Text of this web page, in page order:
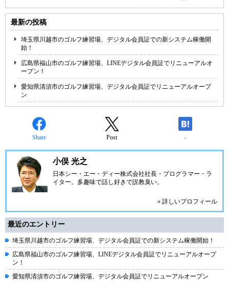
最新の投稿
埼玉県川越市のゴルフ練習場、デジタル会員証での新システム稼働開
始！
広島県福山市のゴルフ練習場、LINEデジタル会員証でリニューアルオ
ープン！
愛知県清須市のゴルフ練習場、デジタル会員証でリニューアルオープ
ン
Share Post -
小俣 光之
日本シー・エー・ディー株式会社社長・プログラマー・ラ
イター。多趣味で話し好きで説教臭い。
» 詳しいプロフィール
最近のエントリー
埼玉県川越市のゴルフ練習場、デジタル会員証での新システム稼働開始！
広島県福山市のゴルフ練習場、LINEデジタル会員証でリニューアルオープ
ン！
愛知県清須市のゴルフ練習場、デジタル会員証でリニューアルオープン